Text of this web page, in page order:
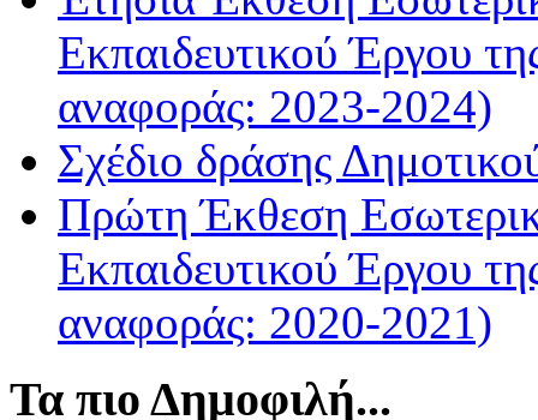
Εκπαιδευτικού Έργου
αναφοράς: 2023-2024)
Σχέδιο δράσης
Πρώτη Έκθεση
Εκπαιδευτικού Έργου
αναφοράς: 2020-2021)
Τα πιο Δημοφιλή...